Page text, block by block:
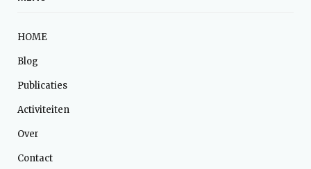
HOME
Blog
Publicaties
Activiteiten
Over
Contact